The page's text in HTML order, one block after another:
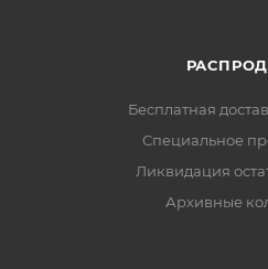
Бесплатная
Специальное
Ликвидация
Архивные